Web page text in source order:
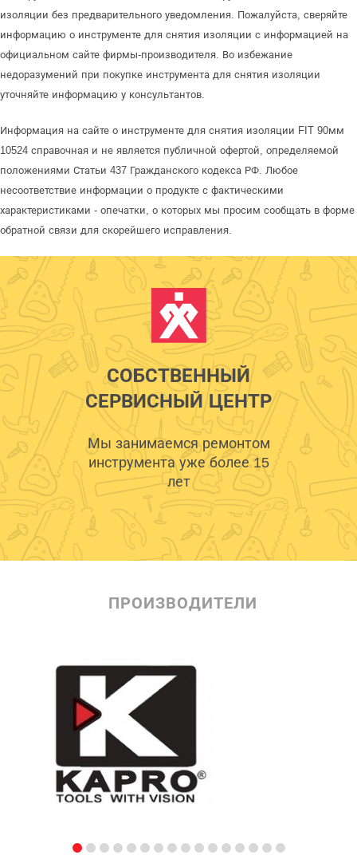
изоляции без предварительного уведомления. Пожалуйста, сверяйте
информацию о инструменте для снятия изоляции с информацией на
официальном сайте фирмы-производителя. Во избежание
недоразумений при покупке инструмента для снятия изоляции
уточняйте информацию у консультантов.
Информация на сайте о инструменте для снятия изоляции FIT 90мм
10524 справочная и не является публичной офертой, определяемой
положениями Статьи 437 Гражданского кодекса РФ. Любое
несоответствие информации о продукте с фактическими
характеристиками - опечатки, о которых мы просим сообщать в форме
обратной связи для скорейшего исправления.
СОБСТВЕННЫЙ
СЕРВИСНЫЙ ЦЕНТР
Мы занимаемся ремонтом
инструмента уже более 15
лет
ПРОИЗВОДИТЕЛИ